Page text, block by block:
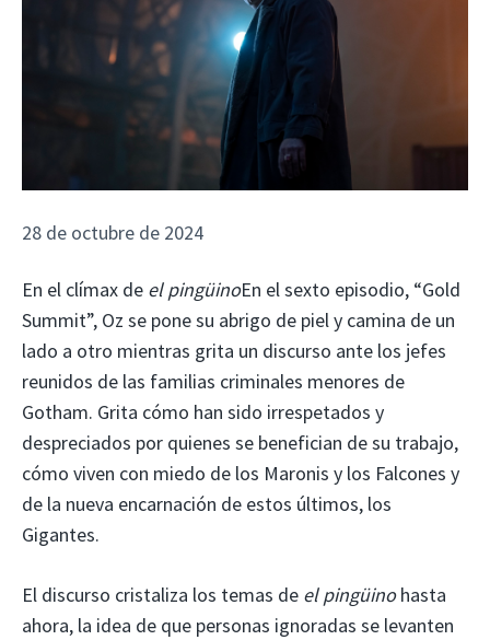
28 de octubre de 2024
En el clímax de el pingüinoEn el sexto episodio, “Gold
Summit”, Oz se pone su abrigo de piel y camina de un
lado a otro mientras grita un discurso ante los jefes
reunidos de las familias criminales menores de
Gotham. Grita cómo han sido irrespetados y
despreciados por quienes se benefician de su trabajo,
cómo viven con miedo de los Maronis y los Falcones y
de la nueva encarnación de estos últimos, los
Gigantes.
El discurso cristaliza los temas de el pingüinohasta
ahora, la idea de que personas ignoradas se levanten